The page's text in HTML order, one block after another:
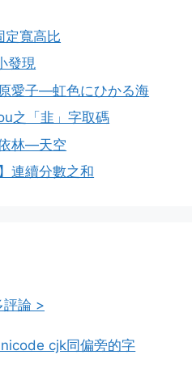
定寬高比
發現
原愛子—虹色にひかる海
之「韭」字取碼
依林—天空
連續分數之和
評論 >
cjk同偏旁的字